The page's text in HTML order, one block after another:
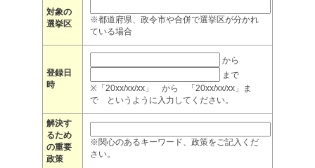
対象の
選挙区
※都道府県、政令市や合併で選挙区が分かれ
ている場合
登録日
時
から
まで
※「20xx/xx/xx」 から 「20xx/xx/xx」ま
で というように入力してください。
解決す
るため
の重要
政策
※関心のあるキーワード、政策をご記入くだ
さい。